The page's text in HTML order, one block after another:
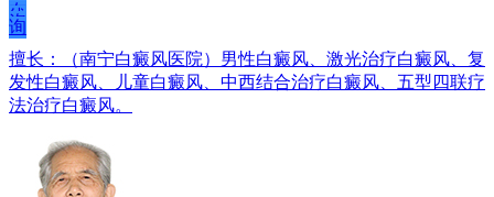
在
线
咨
询
擅长：（南宁白癜风医院）男性白癜风、激光治疗白癜风、复
发性白癜风、儿童白癜风、中西结合治疗白癜风、五型四联疗
法治疗白癜风。